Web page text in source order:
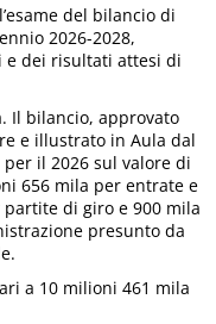
del bilancio di
2026-2028,
e dei risultati attesi di
Il bilancio, approvato
e illustrato in Aula dal
per il 2026 sul valore di
656 mila per entrate e
di giro e 900 mila
presunto da
a 10 milioni 461 mila